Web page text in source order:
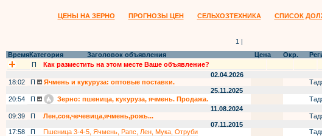
ЦЕНЫ НА ЗЕРНО ПРОГНОЗЫ ЦЕН СЕЛЬХОЗТЕХНИКА СПИСОК
1 |
ВремяКатегория Заголовок объявления Цена Окр.
П
Как разместить на этом месте Ваше объявление?
02.04.2026
18:02
П Ячмень и кукуруза: оптовые поставки.
25.11.2025
20:54
П Зерно: пшеница, кукуруза, ячмень. Продажа.
11.08.2024
09:39
П Лен,соя,чечевица,ячмень,рожь...
07.11.2015
17:58
П Пшеница 3-4-5, Ячмень, Рапс, Лен, Мука, Отруби